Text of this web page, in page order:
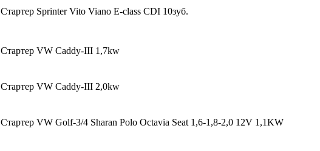
Стартер Sprinter Vito Viano E-class CDI 10зуб.
Стартер VW Caddy-III 1,7kw
Стартер VW Caddy-III 2,0kw
Стартер VW Golf-3/4 Sharan Polo Octavia Seat 1,6-1,8-2,0 12V 1,1KW